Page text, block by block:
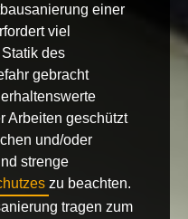
einer
viel
des
gebracht
Arbeiten geschützt
und/oder
strenge
zu beachten.
tragen zum